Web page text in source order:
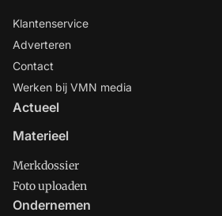
Klantenservice
Adverteren
Contact
Werken bij VMN media
Actueel
Materieel
Merkdossier
Foto uploaden
Ondernemen